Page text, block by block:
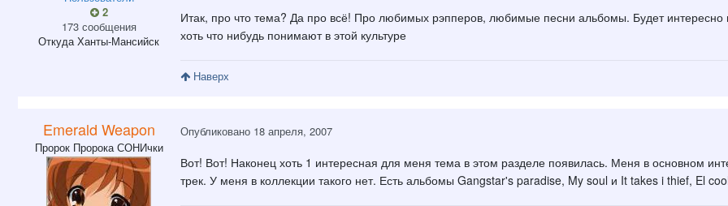
2
173 сообщения
ОткудаХанты-Мансийск
Итак, про что тема? Да про всё! Про любимых рэпперов, любимые песни альбомы. Будет интересно
хоть что нибудь понимают в этой культуре
Наверх
Emerald Weapon
Пророк Пророка СОНИчки
Опубликовано 18 апреля, 2007
Вот! Вот! Наконец хоть 1 интересная для меня тема в этом разделе появилась. Меня в основном
трек. У меня в коллекции такого нет. Есть альбомы Gangstar's paradise, My soul и It takes i thief, El